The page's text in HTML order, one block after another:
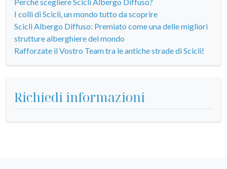
I colli di Scicli, un mondo tutto da scoprire
Scicli Albergo Diffuso: Premiato come una delle migliori
strutture alberghiere del mondo
Rafforzate il Vostro Team tra le antiche strade di Scicli!
Richiedi informazioni